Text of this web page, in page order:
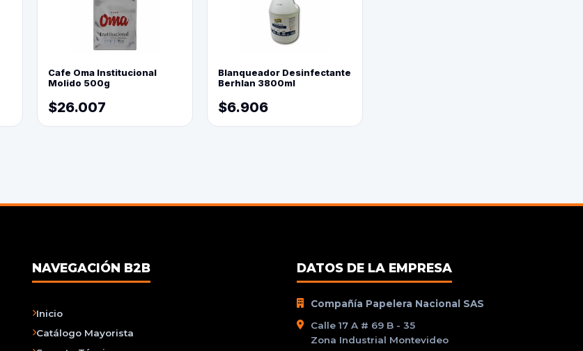
Cafe Oma Institucional
Molido 500g
$26.007
Blanqueador Desinfectante
Berhlan 3800ml
$6.906
NAVEGACIÓN B2B
Inicio
Catálogo Mayorista
DATOS DE LA EMPRESA
Compañía Papelera Nacional SAS
Calle 17 A # 69 B - 35
Zona Industrial Montevideo